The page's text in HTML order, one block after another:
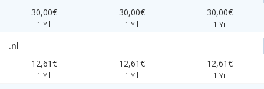
30,00€
1 Yıl
30,00€
1 Yıl
30,00€
1 Yıl
.nl
12,61€
1 Yıl
12,61€
1 Yıl
12,61€
1 Yıl